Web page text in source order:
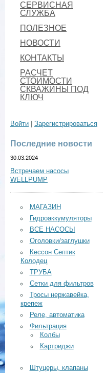
СЕРВИСНАЯ
СЛУЖБА
ПОЛЕЗНОЕ
НОВОСТИ
КОНТАКТЫ
РАСЧЕТ
СТОИМОСТИ
СКВАЖИНЫ ПОД
КЛЮЧ
Войти Зарегистрироваться
Последние новости
30.03.2024
Встречаем насосы
WELLPUMP
МАГАЗИН
Гидроаккумуляторы
ВСЕ НАСОСЫ
Оголовки/заглушки
Кессон Септик
Колодец
ТРУБА
Сетки для фильтров
Тросы нержавейка,
крепеж
Реле, автоматика
Фильтрация
Колбы
Картриджи
Штуцеры, клапаны